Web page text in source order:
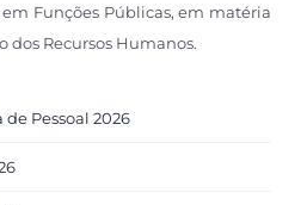
Funções Públicas, em matéria
Recursos Humanos.
de Pessoal 2026